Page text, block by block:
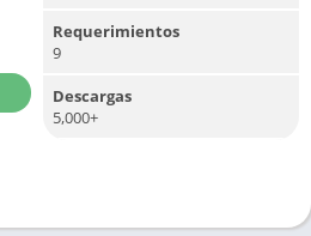
Requerimientos
9
Descargas
5,000+